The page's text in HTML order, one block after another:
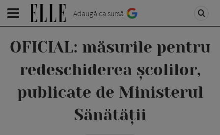
Adaugă ca sursă
OFICIAL: măsurile pentru
redeschiderea școlilor,
publicate de Ministerul
Sănătății